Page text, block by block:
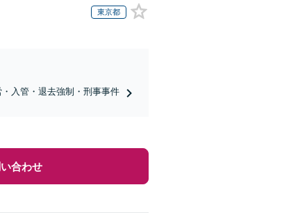
東京都
入管・退去強制・刑事事件
合わせ